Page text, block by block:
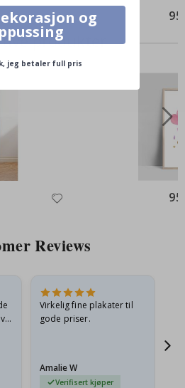
produkter
Reviews
Virkelig fine plakater til
gode priser.
Amalie W
Verifisert kjøper
og
jeg betaler full pris